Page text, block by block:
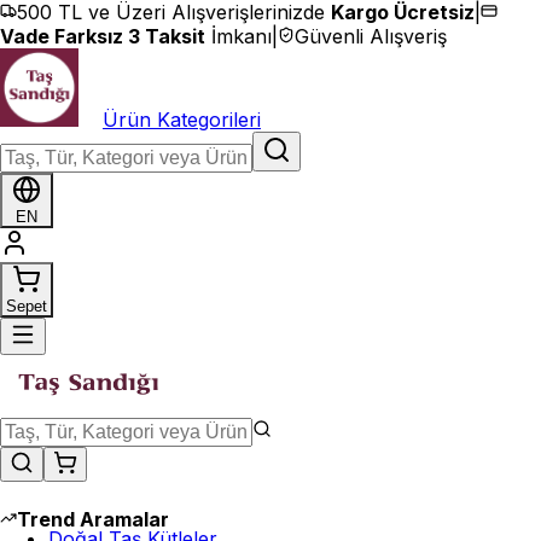
İçeriğe geç
500 TL ve Üzeri Alışverişlerinizde Kargo Ücretsiz
Vade Farksız 3 Taksit İmkanı Güvenli Alışveriş
Ürün Kategorileri
EN
Sepet
Trend Aramalar